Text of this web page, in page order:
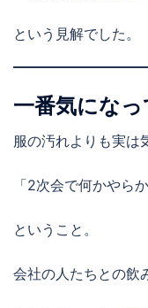
という見解でした。
一番気にな
服の汚れよりも実は
「2次会で何かやら
ということ。
会社の人たちとの飲